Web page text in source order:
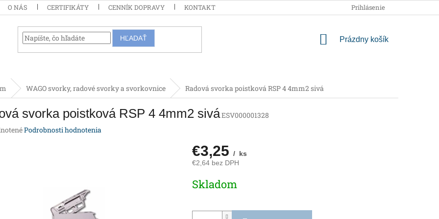
O NÁS CERTIFIKÁTY CENNÍK DOPRAVY KONTAKT PODMIENKY OCHRANY
Prihlásenie
HĽADAŤ
NÁKUPNÝ
Prázdny košík
WAGO svorky, radové svorky a svorkovnice Radová svorka poistková RSP 4 4mm2 sivá
svorka poistková RSP 4 4mm2 siváESV000001328
Podrobnosti hodnotenia
€3,25 / ks
€2,64 bez DPH
cena:
Skladom